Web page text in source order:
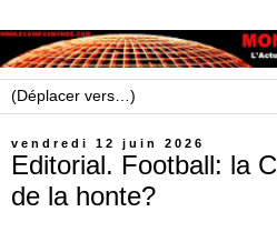
vendredi 12 juin 2026
Editorial. Football: la
de la honte?